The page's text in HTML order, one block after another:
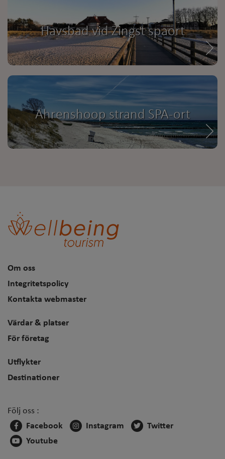
Havsbad vid Zingst spaort
Ahrenshoop strand SPA-ort
Om oss
Integritetspolicy
Kontakta webmaster
Värdar & platser
För företag
Utflykter
Destinationer
Följ oss :
Facebook
Instagram
Twitter
Youtube